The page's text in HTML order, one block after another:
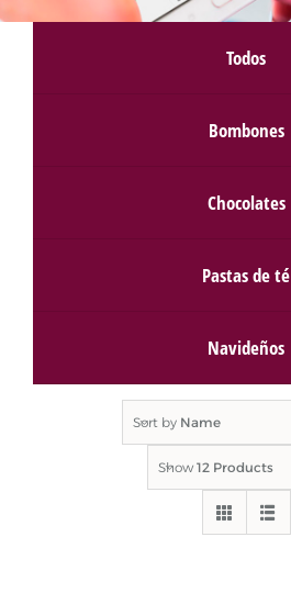
Todos
Bombones
Chocolates
Pastas de té
Navideños
Sort by Name
Show 12 Products